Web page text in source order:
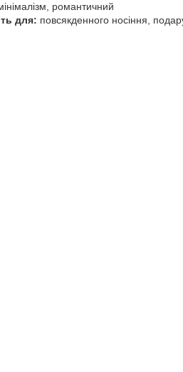
романтичний
для: повсякденного носіння,